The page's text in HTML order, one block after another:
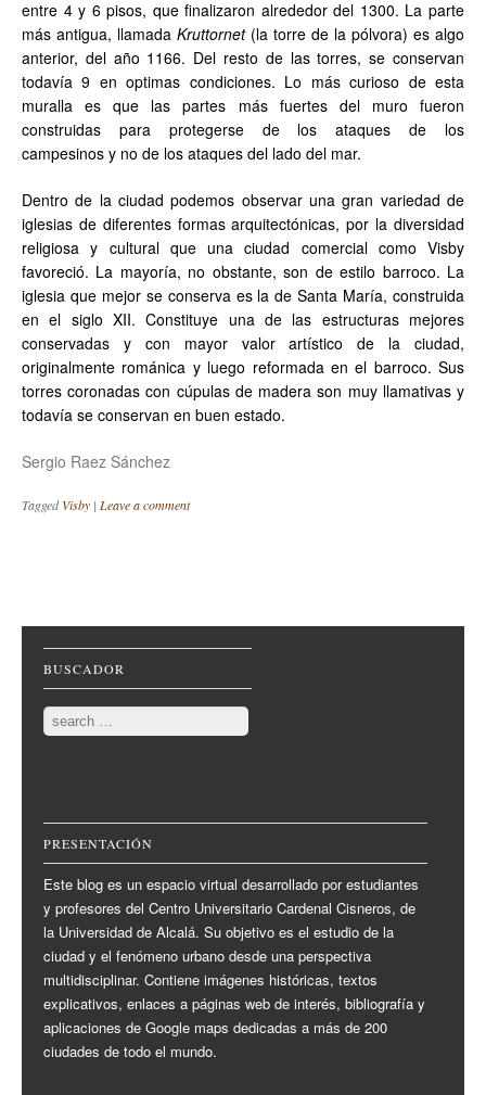
entre 4 y 6 pisos, que finalizaron alrededor del 1300. La parte
más antigua, llamada Kruttornet(la torre de la pólvora) es algo
anterior, del año 1166. Del resto de las torres, se conservan
todavía 9 en optimas condiciones. Lo más curioso de esta
muralla es que las partes más fuertes del muro fueron
construidas para protegerse de los ataques de los
campesinos y no de los ataques del lado del mar.
Dentro de la ciudad podemos observar una gran variedad de
iglesias de diferentes formas arquitectónicas, por la diversidad
religiosa y cultural que una ciudad comercial como Visby
favoreció. La mayoría, no obstante, son de estilo barroco. La
iglesia que mejor se conserva es la de Santa María, construida
en el siglo XII. Constituye una de las estructuras mejores
conservadas y con mayor valor artístico de la ciudad,
originalmente románica y luego reformada en el barroco. Sus
torres coronadas con cúpulas de madera son muy llamativas y
todavía se conservan en buen estado.
Sergio Raez Sánchez
TaggedVisby | Leave a comment
Post navigation
BUSCADOR
Search
PRESENTACIÓN
Este blog es un espacio virtual desarrollado por estudiantes
y profesores del Centro Universitario Cardenal Cisneros, de
la Universidad de Alcalá. Su objetivo es el estudio de la
ciudad y el fenómeno urbano desde una perspectiva
multidisciplinar. Contiene imágenes históricas, textos
explicativos, enlaces a páginas web de interés, bibliografía y
aplicaciones de Google maps dedicadas a más de 200
ciudades de todo el mundo.